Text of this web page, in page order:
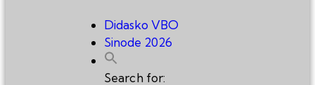
Didasko VBO
Sinode 2026
Search for: